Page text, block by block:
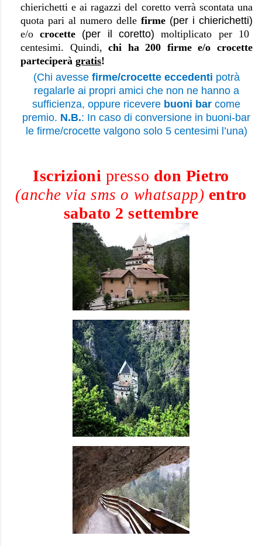
chierichetti e ai ragazzi del coretto verrà scontata una
quota pari al numero delle firme (per i chierichetti)
e/ocrocette (per il coretto) moltiplicato per 10
centesimi. Quindi,chi ha 200 firme e/o crocette
parteciperà gratis!
(Chi avesse firme/crocette eccedenti potrà
regalarle ai propri amici che non ne hanno a
sufficienza, oppure ricevere buoni bar come
premio. N.B.: In caso di conversione in buoni-bar
le firme/crocette valgono solo 5 centesimi l’una)
Iscrizioni presso don Pietro
(anche via sms o whatsapp) entro
sabato 2 settembre